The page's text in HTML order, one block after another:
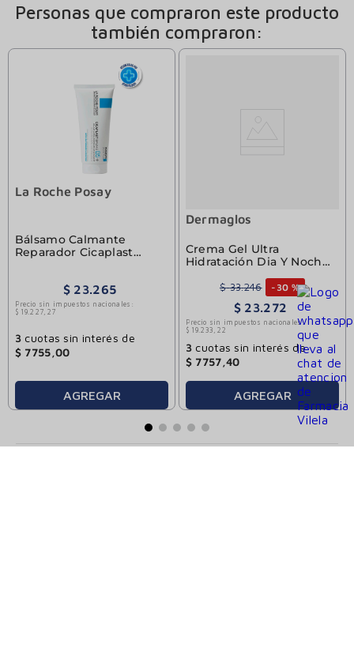
Personas que compraron este producto
también compraron:
La Roche Posay
Bálsamo Calmante
Reparador Cicaplast
$ 23.265
Precio sin impuestos nacionales:
$ 19. 227 27
3cuotas sin interés de
$ 7755,00
AGREGAR
Dermaglos
Crema Gel Ultra
Hidratación Dia Y Noche
$ 33.246 - 30 %
$ 23.272
Precio sin impuestos nacionales:
$ 19. 233 22
3cuotas sin interés de
$ 7757,40
AGREGAR